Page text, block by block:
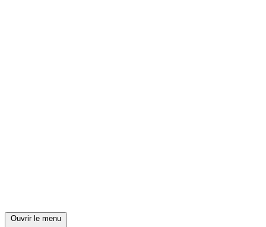
Ouvrir le menu